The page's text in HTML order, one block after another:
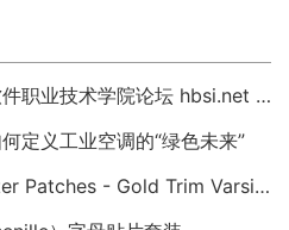
重温那段青葱岁月：河北软件职业技术学院论坛 hbsi.net —— 2007 年至今的校园数字记忆
定义工业空调的“绿色未来”
Custom DIY Chenille Letter Patches - Gold Trim Varsity Alphabet Appliques